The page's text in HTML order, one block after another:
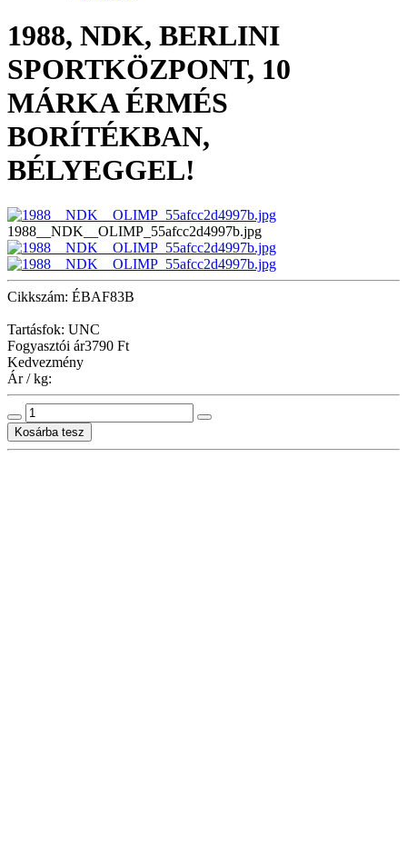
1988, NDK, BERLINI
SPORTKÖZPONT, 10
MÁRKA ÉRMÉS
BORÍTÉKBAN,
BÉLYEGGEL!
1988__NDK__OLIMP_55afcc2d4997b.jpg
Cikkszám: ÉBAF83B
Tartásfok: UNC
Fogyasztói ár3790 Ft
Kedvezmény
Ár / kg: